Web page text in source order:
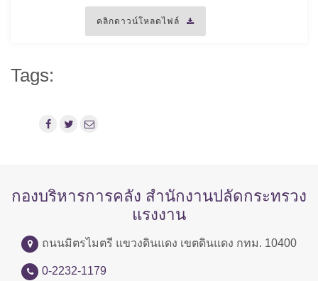
คลิกดาวน์โหลดไฟล์
Tags:
กองบริหารการคลัง สำนักงานปลัดกระทรวง
แรงงาน
ถนนมิตรไมตรี แขวงดินแดง เขตดินแดง กทม. 10400
0-2232-1179